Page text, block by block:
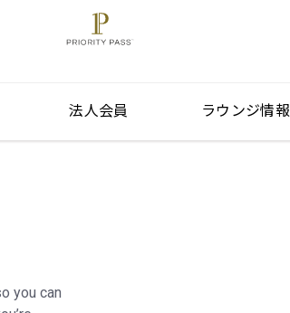
法人会員 ラウンジ情報
you can